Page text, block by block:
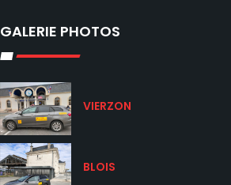
GALERIE PHOTOS
VIERZON
BLOIS